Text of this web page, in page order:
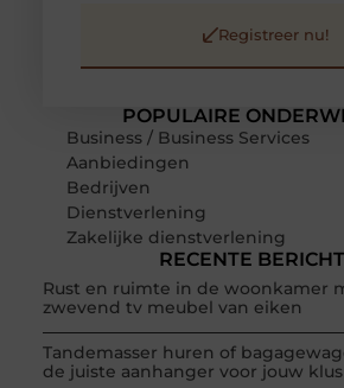
POPULAIRE
Business / Business Services
Aanbiedingen
Bedrijven
Dienstverlening
Zakelijke dienstverlening
RECENTE
Rust en ruimte in de woonkamer
zwevend tv meubel van eiken
Tandemasser huren of
de juiste aanhanger voor jouw klus
Registreer nu!